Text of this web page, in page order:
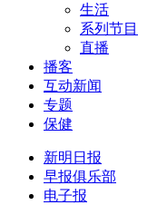
生活
系列节目
直播
播客
互动新闻
专题
保健
新明日报
早报俱乐部
电子报